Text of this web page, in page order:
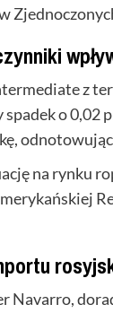
z
o 0,02
na rynku